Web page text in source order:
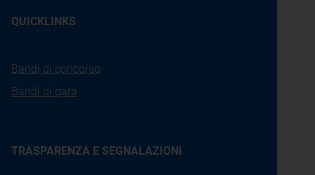
QUICKLINKS
Bandi di concorso
Bandi di gara
TRASPARENZA E SEGNALAZIONI